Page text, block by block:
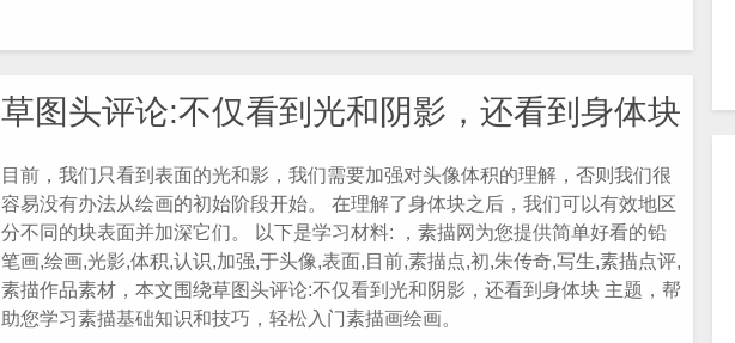
草图头评论:不仅看到光和阴影，还看到身体块
目前，我们只看到表面的光和影，我们需要加强对头像体积的理解，否则我们很
容易没有办法从绘画的初始阶段开始。 在理解了身体块之后，我们可以有效地区
分不同的块表面并加深它们。 以下是学习材料: ，素描网为您提供简单好看的铅
笔画,绘画,光影,体积,认识,加强,于头像,表面,目前,素描点,初,朱传奇,写生,素描点评,
素描作品素材，本文围绕草图头评论:不仅看到光和阴影，还看到身体块 主题，帮
助您学习素描基础知识和技巧，轻松入门素描画绘画。